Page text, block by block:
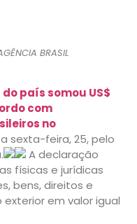
BRASIL
país somou US$
com
no
sexta-feira, 25, pelo
A declaração
físicas e jurídicas
bens, direitos e
em valor igual